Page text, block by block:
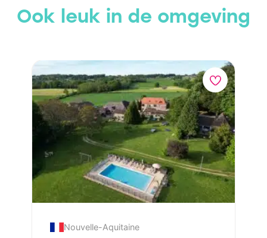
Ook leuk in de omgeving
Nouvelle-Aquitaine